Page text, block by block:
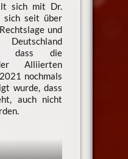
sich mit Dr.
sich seit über
und
Deutschland
dass die
Alliierten
nochmals
wurde, dass
auch nicht